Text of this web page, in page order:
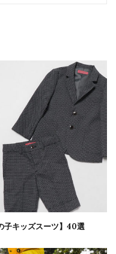
子キッズスーツ】40選